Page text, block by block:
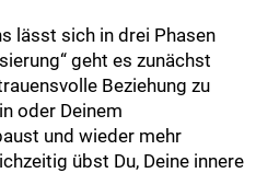
lässt sich in drei Phasen
geht es zunächst
Beziehung zu
oder Deinem
und wieder mehr
übst Du, Deine innere